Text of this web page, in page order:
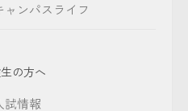
ャンパスライフ
の方へ
試情報